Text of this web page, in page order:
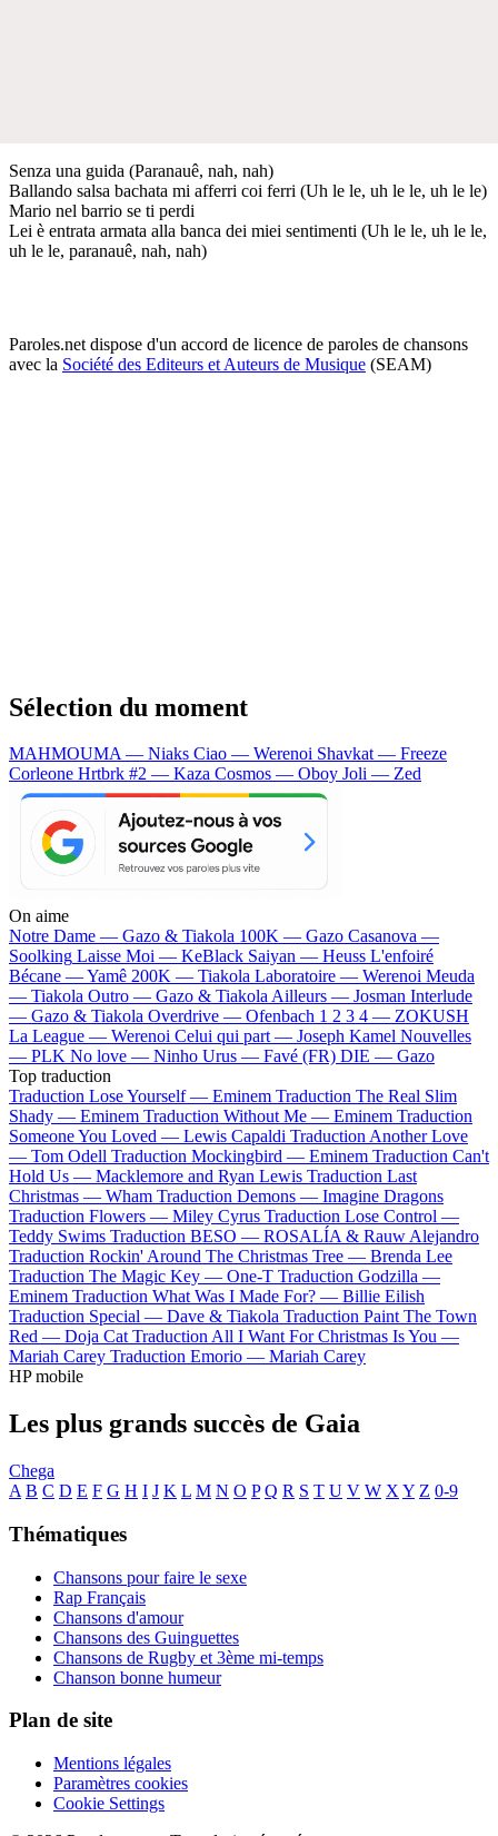
Senza una guida (Paranauê, nah, nah)
Ballando salsa bachata mi afferri coi ferri (Uh le le, uh le le, uh le le)
Mario nel barrio se ti perdi
Lei è entrata armata alla banca dei miei sentimenti (Uh le le, uh le le,
uh le le, paranauê, nah, nah)
Paroles.net dispose d'un accord de licence de paroles de chansons
avec la Société des Editeurs et Auteurs de Musique (SEAM)
Sélection du moment
MAHMOUMA — Niaks Ciao — Werenoi Shavkat — Freeze
Corleone Hrtbrk #2 — Kaza Cosmos — Oboy Joli — Zed
On aime
Notre Dame — Gazo & Tiakola 100K — Gazo Casanova —
Soolking Laisse Moi — KeBlack Saiyan — Heuss L'enfoiré
Bécane —Yamê 200K — Tiakola Laboratoire — Werenoi Meuda
— Tiakola Outro — Gazo & TiakolaAilleurs — Josman Interlude
— Gazo & Tiakola Overdrive — Ofenbach 1 2 3 4 — ZOKUSH
La League — Werenoi Celui qui part — Joseph Kamel Nouvelles
— PLK No love — Ninho Urus — Favé (FR) DIE — Gazo
Top traduction
Traduction Lose Yourself — Eminem Traduction The Real Slim
Shady — Eminem Traduction Without Me — Eminem Traduction
Someone You Loved — Lewis Capaldi Traduction Another Love
— Tom Odell Traduction Mockingbird — Eminem Traduction Can't
Hold Us — Macklemore and Ryan Lewis Traduction Last
Christmas — Wham Traduction Demons — Imagine Dragons
Traduction Flowers — Miley Cyrus Traduction Lose Control —
Teddy Swims Traduction BESO — ROSALÍA & Rauw Alejandro
Traduction Rockin' Around The Christmas Tree — Brenda Lee
Traduction The Magic Key — One-T Traduction Godzilla —
Eminem Traduction What Was I Made For? — Billie Eilish
Traduction Special — Dave & Tiakola Traduction Paint The Town
Red — Doja Cat Traduction All I Want For Christmas Is You —
Mariah Carey Traduction Emorio — Mariah Carey
HP mobile
Les plus grands succès de Gaia
Chega
A B C D E F G H I J K L M N O P Q R S T U V W X Y Z 0-9
Thématiques
Chansons pour faire le sexe
Rap Français
Chansons d'amour
Chansons des Guinguettes
Chansons de Rugby et 3ème mi-temps
Chanson bonne humeur
Plan de site
Mentions légales
Paramètres cookies
Cookie Settings